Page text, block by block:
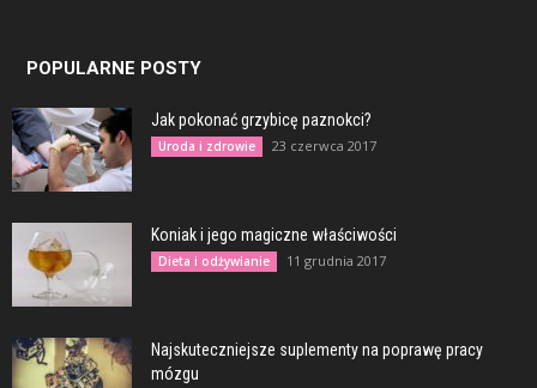
POPULARNE POSTY
Jak pokonać grzybicę paznokci?
Uroda i zdrowie 23 czerwca 2017
Koniak i jego magiczne właściwości
Dieta i odżywianie 11 grudnia 2017
Najskuteczniejsze suplementy na poprawę pracy
mózgu